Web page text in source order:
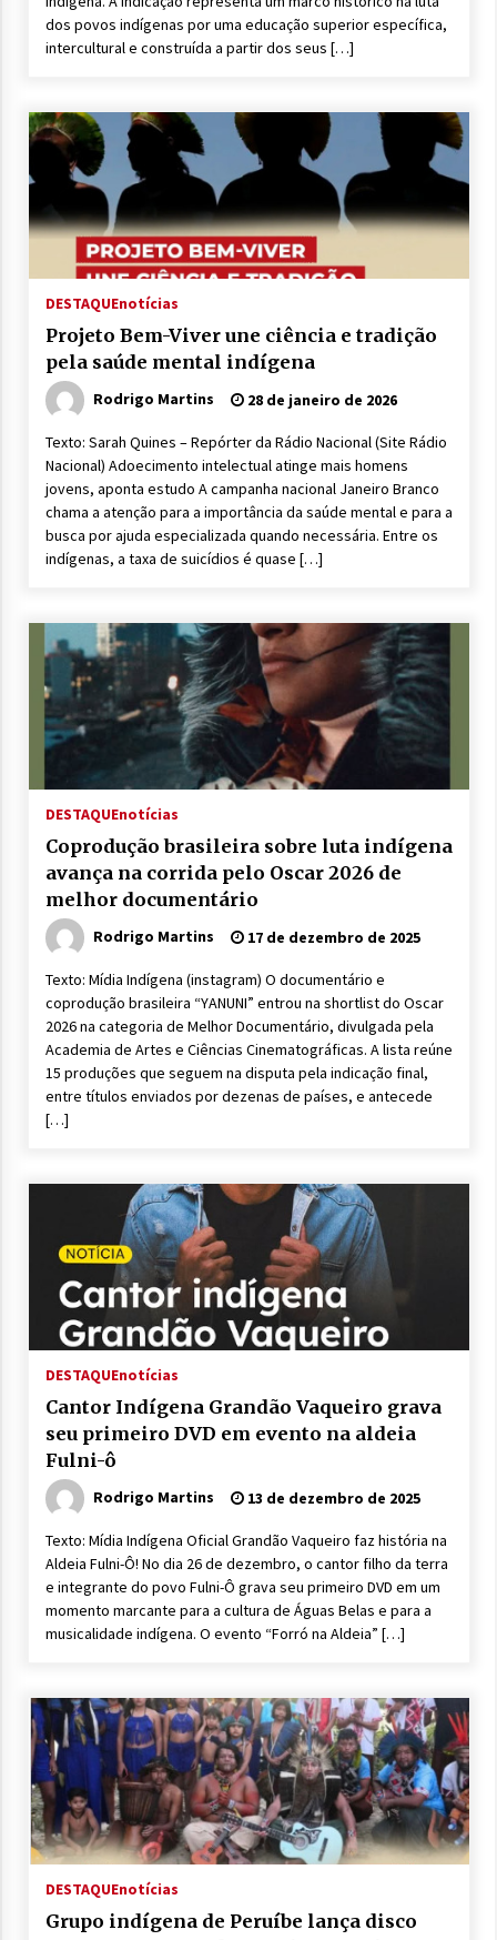
dos povos indígenas por uma educação superior específica,
intercultural e construída a partir dos seus […]
DESTAQUEnotícias
Projeto Bem-Viver une ciência e tradição
pela saúde mental indígena
Rodrigo Martins 28 de janeiro de 2026
Texto: Sarah Quines – Repórter da Rádio Nacional (Site Rádio
Nacional) Adoecimento intelectual atinge mais homens
jovens, aponta estudo A campanha nacional Janeiro Branco
chama a atenção para a importância da saúde mental e para a
busca por ajuda especializada quando necessária. Entre os
indígenas, a taxa de suicídios é quase […]
DESTAQUEnotícias
Coprodução brasileira sobre luta indígena
avança na corrida pelo Oscar 2026 de
melhor documentário
Rodrigo Martins 17 de dezembro de 2025
Texto: Mídia Indígena (instagram) O documentário e
coprodução brasileira “YANUNI” entrou na shortlist do Oscar
2026 na categoria de Melhor Documentário, divulgada pela
Academia de Artes e Ciências Cinematográficas. A lista reúne
15 produções que seguem na disputa pela indicação final,
entre títulos enviados por dezenas de países, e antecede
[…]
DESTAQUEnotícias
Cantor Indígena Grandão Vaqueiro grava
seu primeiro DVD em evento na aldeia
Fulni-ô
Rodrigo Martins 13 de dezembro de 2025
Texto: Mídia Indígena Oficial Grandão Vaqueiro faz história na
Aldeia Fulni-Ô! No dia 26 de dezembro, o cantor filho da terra
e integrante do povo Fulni-Ô grava seu primeiro DVD em um
momento marcante para a cultura de Águas Belas e para a
musicalidade indígena. O evento “Forró na Aldeia” […]
DESTAQUEnotícias
Grupo indígena de Peruíbe lança disco